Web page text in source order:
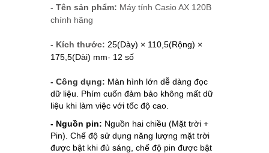
- Tên sản phẩm: Máy tính Casio AX 120B
chính hãng
- Kích thước: 25(Dày) × 110,5(Rộng) ×
175,5(Dài) mm- 12 số
- Công dụng: Màn hình lớn dễ dàng đọc
dữ liệu. Phím cuốn đảm bảo không mất dữ
liệu khi làm việc với tốc độ cao.
- Nguồn pin: Nguồn hai chiều (Mặt trời +
Pin). Chế độ sử dụng năng lượng mặt trời
được bật khi đủ sáng, chế độ pin được bật